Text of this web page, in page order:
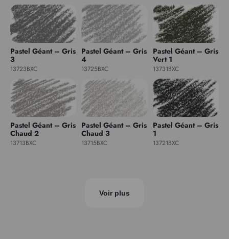
Pastel Géant – Gris
3
13723BXC
Pastel Géant – Gris
4
13725BXC
Pastel Géant – Gris
Vert 1
13731BXC
Pastel Géant – Gris
Chaud 2
13713BXC
Pastel Géant – Gris
Chaud 3
13715BXC
Pastel Géant – Gris
1
13721BXC
Voir plus